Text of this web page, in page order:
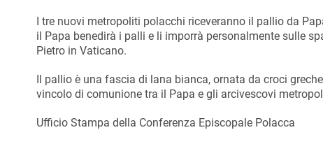
I tre nuovi metropoliti polacchi riceveranno il pallio da
il Papa benedirà i palli e li imporrà personalmente sulle
Pietro in Vaticano.
Il pallio è una fascia di lana bianca, ornata da croci
vincolo di comunione tra il Papa e gli arcivescovi
Ufficio Stampa della Conferenza Episcopale Polacca